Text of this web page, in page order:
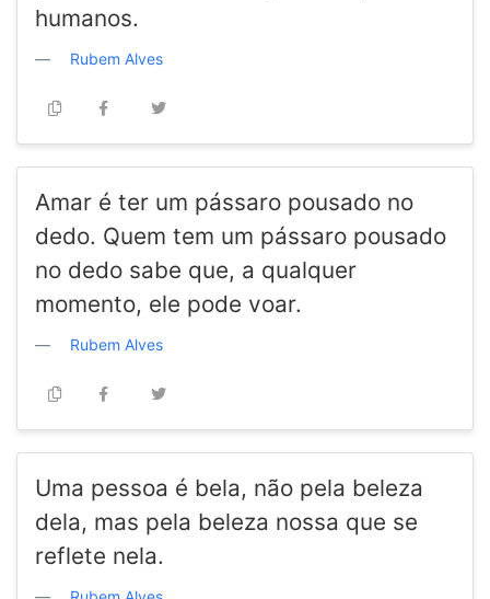
humanos.
Rubem Alves
Amar é ter um pássaro pousado no
dedo. Quem tem um pássaro pousado
no dedo sabe que, a qualquer
momento, ele pode voar.
Rubem Alves
Uma pessoa é bela, não pela beleza
dela, mas pela beleza nossa que se
reflete nela.